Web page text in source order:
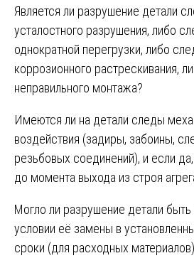
Является ли разрушение детали
усталостного разрушения, либо
однократной перегрузки, либо
коррозионного растрескивания,
неправильного монтажа?
Имеются ли на детали следы
воздействия (задиры, забоины,
резьбовых соединений), и если
до момента выхода из строя
Могло ли разрушение детали
условии её замены в
сроки (для расходных